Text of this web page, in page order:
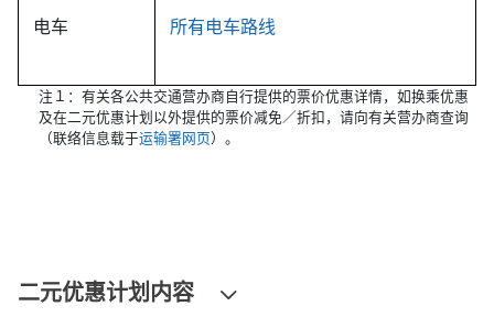
电车 所有电车路线
注１：有关各公共交通营办商自行提供的票价优惠详情，如换乘优惠
及在二元优惠计划以外提供的票价减免／折扣，请向有关营办商查询
（联络信息载于运输署网页）。
二元优惠计划内容